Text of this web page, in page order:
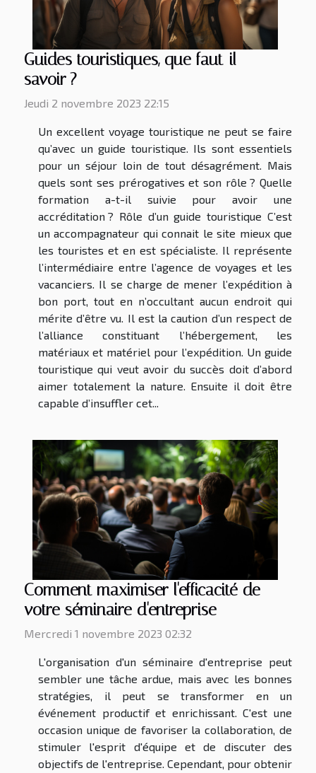
Guides touristiques, que faut-il
savoir ?
Jeudi 2 novembre 2023 22:15
Un excellent voyage touristique ne peut se faire
qu’avec un guide touristique. Ils sont essentiels
pour un séjour loin de tout désagrément. Mais
quels sont ses prérogatives et son rôle ? Quelle
formation a-t-il suivie pour avoir une
accréditation ? Rôle d’un guide touristique C’est
un accompagnateur qui connait le site mieux que
les touristes et en est spécialiste. Il représente
l’intermédiaire entre l’agence de voyages et les
vacanciers. Il se charge de mener l’expédition à
bon port, tout en n’occultant aucun endroit qui
mérite d’être vu. Il est la caution d’un respect de
l’alliance constituant l’hébergement, les
matériaux et matériel pour l’expédition. Un guide
touristique qui veut avoir du succès doit d’abord
aimer totalement la nature. Ensuite il doit être
capable d’insuffler cet...
Comment maximiser l'efficacité de
votre séminaire d'entreprise
Mercredi 1 novembre 2023 02:32
L'organisation d'un séminaire d'entreprise peut
sembler une tâche ardue, mais avec les bonnes
stratégies, il peut se transformer en un
événement productif et enrichissant. C'est une
occasion unique de favoriser la collaboration, de
stimuler l'esprit d'équipe et de discuter des
objectifs de l'entreprise. Cependant, pour obtenir